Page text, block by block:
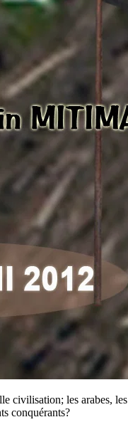
civilisation; les arabes,
conquérants?